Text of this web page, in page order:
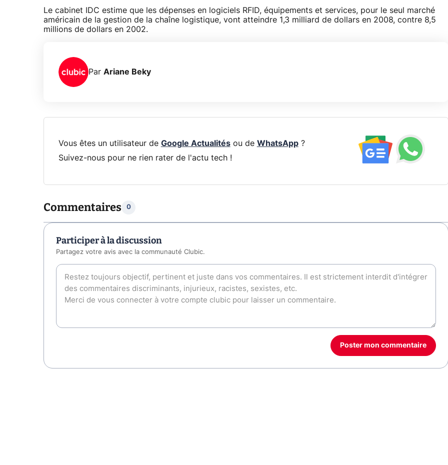
Le cabinet IDC estime que les dépenses en logiciels RFID, équipements et services, pour le seul marché
américain de la gestion de la chaîne logistique, vont atteindre 1,3 milliard de dollars en 2008, contre 8,5
millions de dollars en 2002.
Par Ariane Beky
Vous êtes un utilisateur de Google Actualitésou de WhatsApp?
Suivez-nous pour ne rien rater de l'actu tech !
Commentaires 0
Participer à la discussion
Partagez votre avis avec la communauté Clubic.
Poster mon commentaire